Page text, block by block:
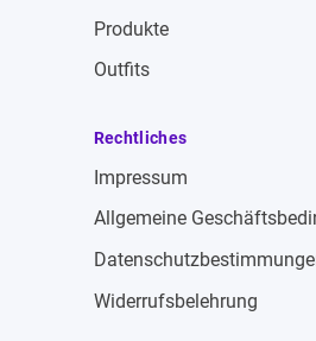
Produkte
Outfits
Rechtliches
Impressum
Allgemeine
Widerrufsbelehrung